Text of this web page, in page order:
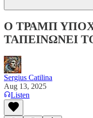
Ο ΤΡΑΜΠ
ΤΑΠΕΙΝΩΝΕΙ
Sergius Catilina
Aug 13, 2025
Listen